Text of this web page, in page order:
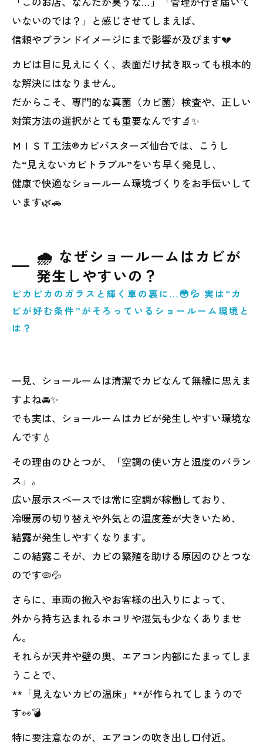
いないのでは？」と感じさせてしまえば、
信頼やブランドイメージにまで影響が及びます💔
カビは目に見えにくく、表面だけ拭き取っても根本的
な解決にはなりません。
だからこそ、専門的な真菌（カビ菌）検査や、正しい
対策方法の選択がとても重要なんです🔬✨
ＭＩＳＴ工法®カビバスターズ仙台では、こうし
た“見えないカビトラブル”をいち早く発見し、
健康で快適なショールーム環境づくりをお手伝いして
います🌿🚗
🌧️ なぜショールームはカビが
発生しやすいの？
ピカピカのガラスと輝く車の裏に…😳💦 実は“カ
ビが好む条件”がそろっているショールーム環境と
は？
一見、ショールームは清潔でカビなんて無縁に思えま
すよね🚘✨
でも実は、ショールームはカビが発生しやすい環境な
んです💧
その理由のひとつが、「空調の使い方と湿度のバラン
ス」。
広い展示スペースでは常に空調が稼働しており、
冷暖房の切り替えや外気との温度差が大きいため、
結露が発生しやすくなります。
この結露こそが、カビの繁殖を助ける原因のひとつな
のです🦠💦
さらに、車両の搬入やお客様の出入りによって、
外から持ち込まれるホコリや湿気も少なくありませ
ん。
それらが天井や壁の奥、エアコン内部にたまってしま
うことで、
**「見えないカビの温床」**が作られてしまうので
す👀💣
特に要注意なのが、エアコンの吹き出し口付近。